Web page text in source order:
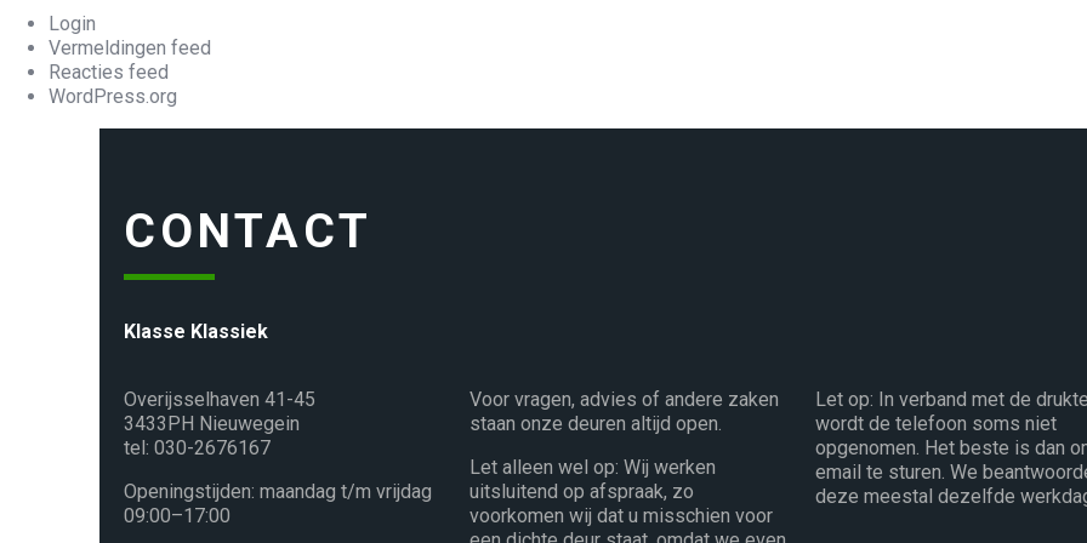
Login
Vermeldingen feed
Reacties feed
WordPress.org
CONTACT
Klasse Klassiek
Overijsselhaven 41-45
3433PH Nieuwegein
tel: 030-2676167
Openingstijden: maandag t/m vrijdag
09:00–17:00
Voor vragen, advies of andere zaken
staan onze deuren altijd open.
Let alleen wel op: Wij werken
uitsluitend op afspraak, zo
voorkomen wij dat u misschien voor
Let op: In verband met de drukte
wordt de telefoon soms niet
opgenomen. Het beste is dan
email te sturen. We
deze meestal dezelfde